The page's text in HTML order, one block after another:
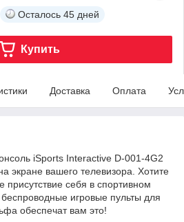
Осталось 45 дней
Купить
Доставка Оплата
iSports Interactive D-001-4G2
экране вашего телевизора. Хотите
присутствие себя в спортивном
игровые пульты для
обеспечат вам это!